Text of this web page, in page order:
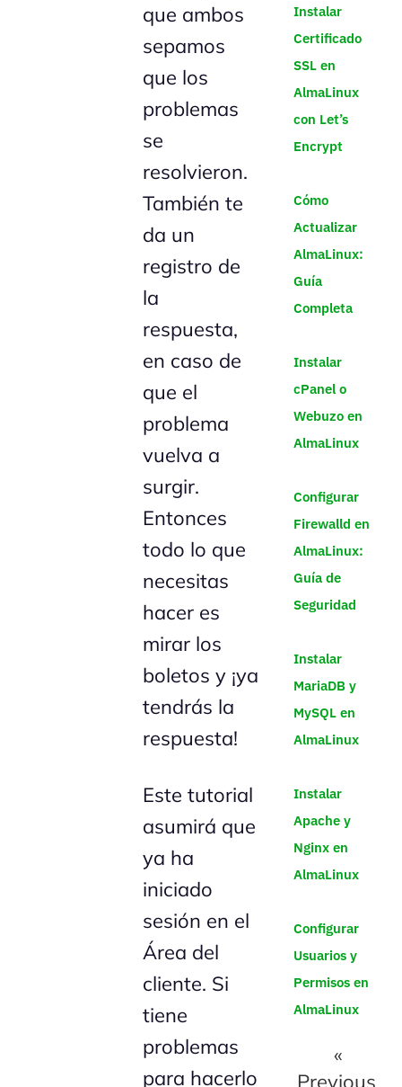
que ambos
sepamos
que los
problemas
se
resolvieron.
También te
da un
registro de
la
respuesta,
en caso de
que el
problema
vuelva a
surgir.
Entonces
todo lo que
necesitas
hacer es
mirar los
boletos y ¡ya
tendrás la
respuesta!
Este tutorial
asumirá que
ya ha
iniciado
sesión en el
Área del
cliente. Si
tiene
problemas
para hacerlo
Instalar
Certificado
SSL en
AlmaLinux
con Let’s
Encrypt
Cómo
Actualizar
AlmaLinux:
Guía
Completa
Instalar
cPanel o
Webuzo en
AlmaLinux
Configurar
Firewalld en
AlmaLinux:
Guía de
Seguridad
Instalar
MariaDB y
MySQL en
AlmaLinux
Instalar
Apache y
Nginx en
AlmaLinux
Configurar
Usuarios y
Permisos en
AlmaLinux
«
Previous